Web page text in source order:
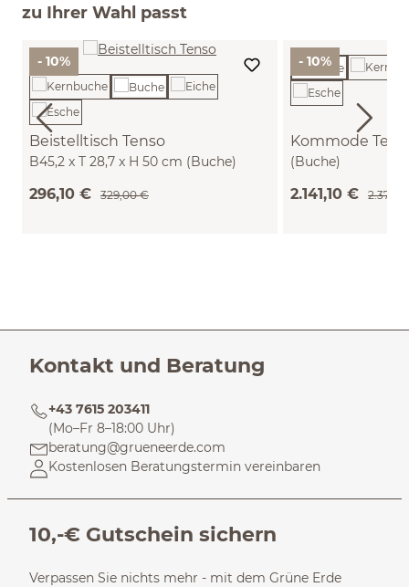
zu Ihrer Wahl passt
- 10%
Beistelltisch Tenso
B45,2 x T 28,7 x H 50 cm (Buche)
296,10 € 329,00 €
- 10%
Kommode
(Buche)
2.141,10 €
Kontakt und Beratung
+43 7615 203411
(Mo–Fr 8–18:00 Uhr)
beratung@grueneerde.com
Kostenlosen Beratungstermin vereinbaren
10,-€ Gutschein sichern
Verpassen Sie nichts mehr - mit dem Grüne Erde